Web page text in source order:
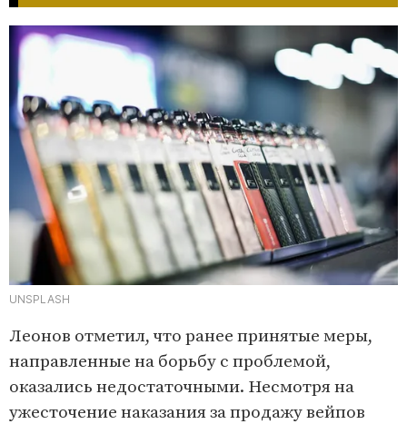
UNSPLASH
Леонов отметил, что ранее принятые меры,
направленные на борьбу с проблемой,
оказались недостаточными. Несмотря на
ужесточение наказания за продажу вейпов